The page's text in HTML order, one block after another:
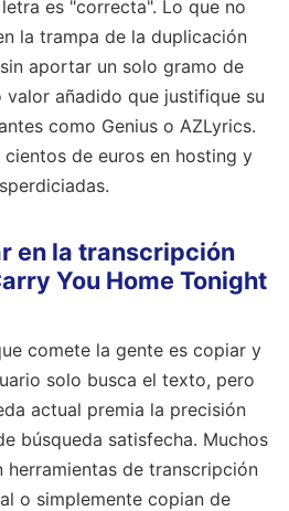
es "correcta". Lo que no
la trampa de la duplicación
aportar un solo gramo de
añadido que justifique su
como Genius o AZLyrics.
de euros en hosting y
en la transcripción
You Home Tonight
comete la gente es copiar y
solo busca el texto, pero
actual premia la precisión
búsqueda satisfecha. Muchos
herramientas de transcripción
o simplemente copian de